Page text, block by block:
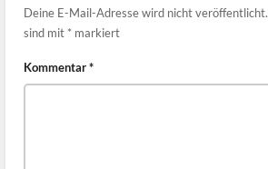
Deine E-Mail-Adresse wird nicht veröffentlicht.
sind mit * markiert
Kommentar*